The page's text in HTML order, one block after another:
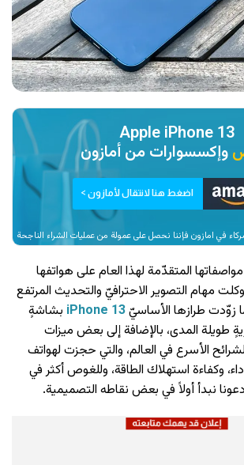
Apple iPhone 13
وإكسسوارات منأمازون
اضغط هنا لانتقال لأمازون >
في امازون فإننا نحصل على عمولة من عمليات الشراء الناجحة
المتقدّمة لهذا العام على هواتفها
مهام التصوير الاحترافيّ والتحديث المرتفع
iPhone 13 بشاشةٍ
طويلة المدى، بالإضافة إلى بعض ميزات
الأسرع في العالم، والتي حجزت لهواتف
وكفاءة استهلاك الطاقة، وللغوص أكثر في
نبدأ أولاً في بعض نقاطه التصميمية.